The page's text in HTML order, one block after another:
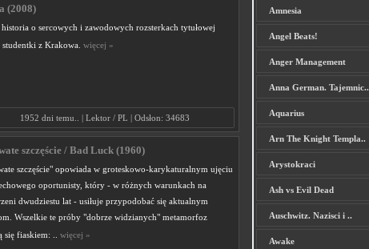
(2008)
historia o sercowych i zawodowych rozsterkach tytułowej
z Krakowa. więcej »
1952 dni temu.. | Lektor / PL | Odsłon: 34683
szczęście / Bad Luck (1960)
szczęście" opowiada w groteskowo-karykaturalnym ujęciu
oportunisty, który - w różnych warunkach na
dwudziestu lat - usiłuje przypodobać się aktualnym
Wszelkie te próby "dobrze widzianych" metamorfoz
się fiaskiem: .. więcej »
Amnesia
Angel Beats!
Anger Management
Anna German. Tajemnic..
Aquarius
Arn The Knight Templa..
Arystokraci
Ash vs Evil Dead
Auschwitz. Nazisci i ..
Awake